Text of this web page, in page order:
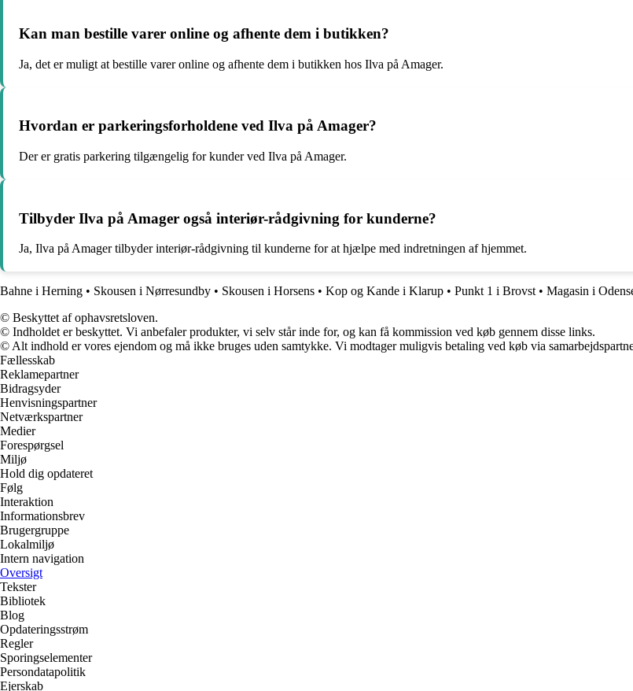
Kan man bestille varer online og afhente dem i butikken?
Ja, det er muligt at bestille varer online og afhente dem i butikken hos Ilva på Amager.
Hvordan er parkeringsforholdene ved Ilva på Amager?
Der er gratis parkering tilgængelig for kunder ved Ilva på Amager.
Tilbyder Ilva på Amager også interiør-rådgivning for kunderne?
Ja, Ilva på Amager tilbyder interiør-rådgivning til kunderne for at hjælpe med indretningen af hjemmet.
Bahne i Herning • Skousen i Nørresundby • Skousen i Horsens • Kop og Kande i Klarup • Punkt 1 i Brovst • Magasin i
© Beskyttet af ophavsretsloven.
© Indholdet er beskyttet. Vi anbefaler produkter, vi selv står inde for, og kan få kommission ved køb gennem disse links.
© Alt indhold er vores ejendom og må ikke bruges uden samtykke. Vi modtager muligvis betaling ved køb via
Fællesskab
Reklamepartner
Bidragsyder
Henvisningspartner
Netværkspartner
Medier
Forespørgsel
Miljø
Hold dig opdateret
Følg
Interaktion
Informationsbrev
Brugergruppe
Lokalmiljø
Intern navigation
Oversigt
Tekster
Bibliotek
Blog
Opdateringsstrøm
Regler
Sporingselementer
Persondatapolitik
Ejerskab